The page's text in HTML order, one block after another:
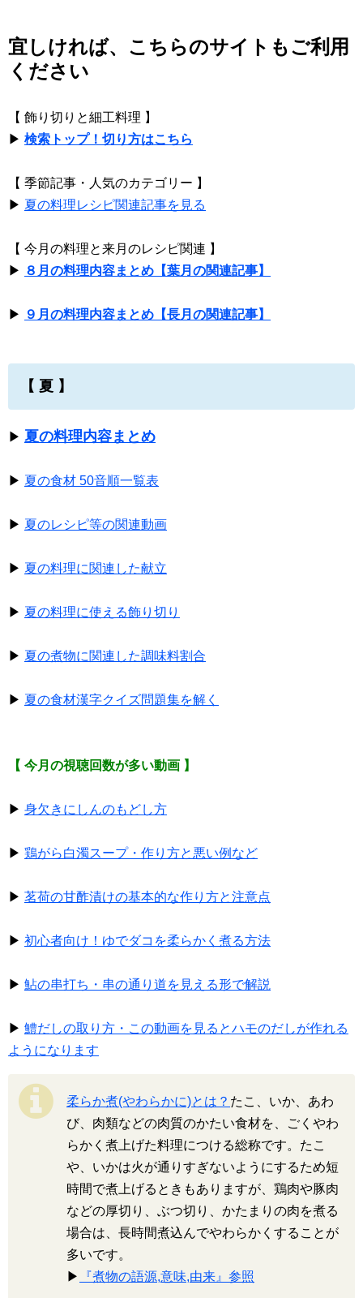
宜しければ、こちらのサイトもご利用
ください
【 飾り切りと細工料理 】
▶ 検索トップ！切り方はこちら
【 季節記事・人気のカテゴリー 】
▶ 夏の料理レシピ関連記事を見る
【 今月の料理と来月のレシピ関連 】
▶ ８月の料理内容まとめ【葉月の関連記事】
▶ ９月の料理内容まとめ【長月の関連記事】
【 夏 】
▶ 夏の料理内容まとめ
▶ 夏の食材 50音順一覧表
▶ 夏のレシピ等の関連動画
▶ 夏の料理に関連した献立
▶ 夏の料理に使える飾り切り
▶ 夏の煮物に関連した調味料割合
▶ 夏の食材漢字クイズ問題集を解く
【 今月の視聴回数が多い動画 】
▶ 身欠きにしんのもどし方
▶ 鶏がら白濁スープ・作り方と悪い例など
▶ 茗荷の甘酢漬けの基本的な作り方と注意点
▶ 初心者向け！ゆでダコを柔らかく煮る方法
▶ 鮎の串打ち・串の通り道を見える形で解説
▶ 鱧だしの取り方・この動画を見るとハモのだしが作れる
ようになります
柔らか煮(やわらかに)とは？ たこ、いか、あわ
び、肉類などの肉質のかたい食材を、ごくやわ
らかく煮上げた料理につける総称です。たこ
や、いかは火が通りすぎないようにするため短
時間で煮上げるときもありますが、鶏肉や豚肉
などの厚切り、ぶつ切り、かたまりの肉を煮る
場合は、長時間煮込んでやわらかくすることが
多いです。
▶
『煮物の語源,意味,由来』参照